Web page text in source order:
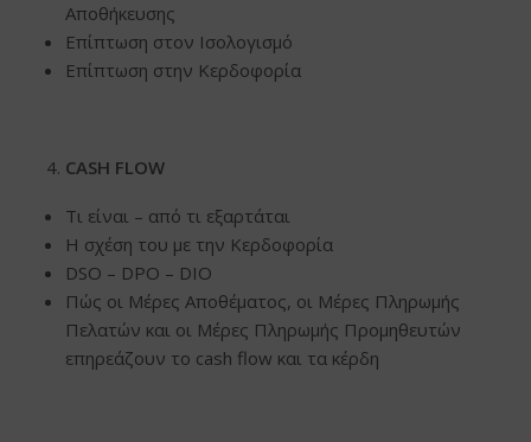
Αποθήκευσης
Επίπτωση στον Ισολογισμό
Επίπτωση στην Κερδοφoρία
CASH FLOW
Τι είναι – από τι εξαρτάται
H σχέση του με την Κερδοφορία
DSO – DPO – DIO
Πώς οι Μέρες Αποθέματος, οι Μέρες Πληρωμής
Πελατών και οι Μέρες Πληρωμής Προμηθευτών
επηρεάζουν το cash flow και τα κέρδη